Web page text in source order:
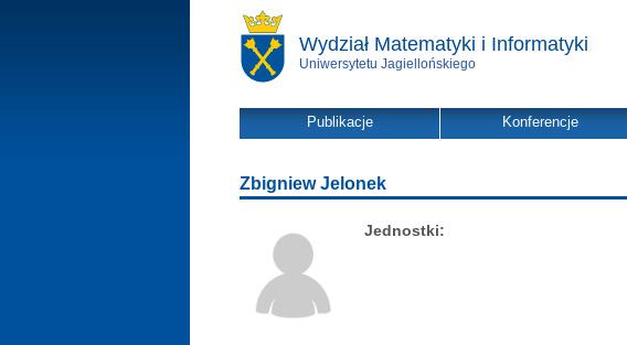
Wydział Matematyki i Informatyki
Uniwersytetu Jagiellońskiego
Publikacje Konferencje
Zbigniew Jelonek
Jednostki: